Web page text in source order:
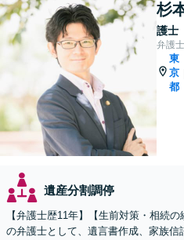
杉
護士
弁護
東
京
都
遺産分割調停
【弁護士歴11年】【生前対策・相続
の弁護士として、遺言書作成、家族信